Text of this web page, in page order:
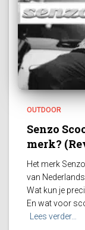
OUTDOOR
Senzo
merk?
Het merk
van
Wat kun je
En wat voor
Lees verder…